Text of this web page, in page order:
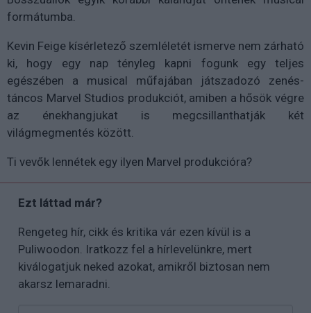
formátumba.
Kevin Feige kísérletező szemléletét ismerve nem zárható
ki, hogy egy nap tényleg kapni fogunk egy teljes
egészében a musical műfajában játszadozó zenés-
táncos Marvel Studios produkciót, amiben a hősök végre
az énekhangjukat is megcsillanthatják két
világmegmentés között.
Ti vevők lennétek egy ilyen Marvel produkcióra?
Ezt láttad már?
Rengeteg hír, cikk és kritika vár ezen kívül is a
Puliwoodon. Iratkozz fel a hírlevelünkre, mert
kiválogatjuk neked azokat, amikről biztosan nem
akarsz lemaradni.